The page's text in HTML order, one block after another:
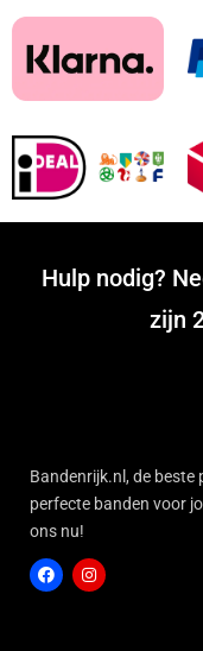
Hulp nodig?
zijn
Bandenrijk.nl, de
perfecte banden voor
ons nu!